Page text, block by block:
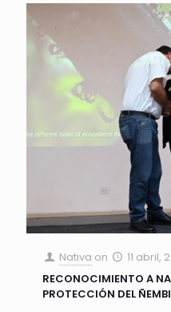
Nativa on
11 abril,
RECONOCIMIENTO A
PROTECCIÓN DEL